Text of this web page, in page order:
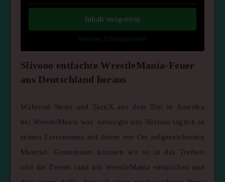
Inhalt entsperren
Weitere Informationen
Slivooo entfachte WrestleMania-Feuer
aus Deutschland heraus
Während Steini und TactiX aus dem Trio in Amerika
bei WrestleMania war, versorgte uns Slivooo täglich in
seinen Livestreams mit ihrem vor Ort aufgezeichneten
Material. Gemeinsam konnten wir so in das Treiben
und die Events rund um WrestleMania eintauchen und